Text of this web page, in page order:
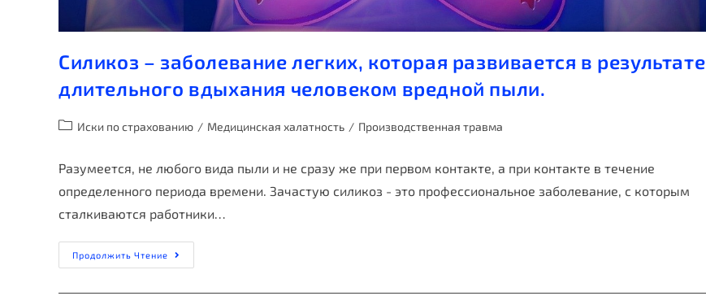
Силикоз – заболевание легких, которая развивается в результате
длительного вдыхания человеком вредной пыли.
Иски по страхованию / Медицинская халатность / Производственная травма
Разумеется, не любого вида пыли и не сразу же при первом контакте, а при контакте в течение
определенного периода времени. Зачастую силикоз - это профессиональное заболевание, с которым
сталкиваются работники…
Продолжить Чтение